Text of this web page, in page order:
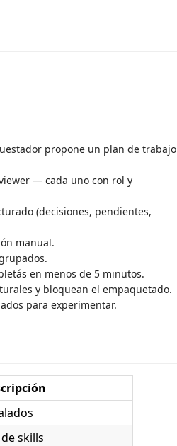
propone un plan de trabajo
— cada uno con rol y
(decisiones, pendientes,
manual.
en menos de 5 minutos.
y bloquean el empaquetado.
para experimentar.
skills